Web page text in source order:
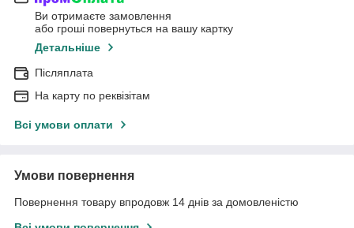
Ви отримаєте замовлення
або гроші повернуться на вашу картку
Детальніше
Післяплата
На карту по реквізітам
Всі умови оплати
Умови повернення
Повернення товару впродовж 14 днів за домовленістю